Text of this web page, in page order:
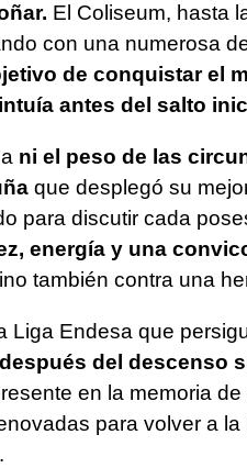
El Coliseum, hasta
con una numerosa
de conquistar el
antes del salto
ni el peso de las
que desplegó su
para discutir cada
energía y una
también contra una
Liga Endesa que
del descenso
en la memoria
para volver a